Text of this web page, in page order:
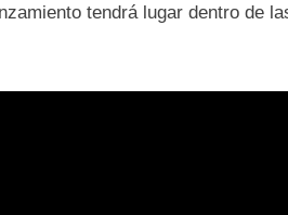
tendrá lugar dentro de